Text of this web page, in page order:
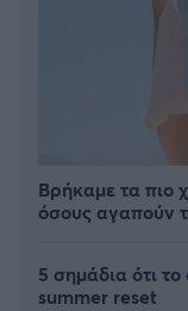
Βρήκαμε τα πιο
όσους αγαπούν
5 σημάδια ότι το
summer reset